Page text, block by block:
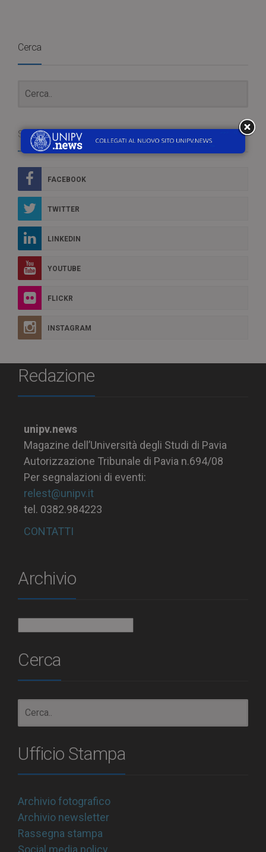
Cerca
Social Box
FACEBOOK
TWITTER
LINKEDIN
YOUTUBE
FLICKR
INSTAGRAM
Redazione
unipv.news
Magazine dell’Università degli Studi di Pavia
Autorizzazione Tribunale di Pavia n.694/08
Per segnalazioni di eventi:
relest@unipv.it
tel. 0382.984223
CONTATTI
Archivio
Cerca
Ufficio Stampa
Archivio fotografico
Archivio newsletter
Rassegna stampa
Social media policy